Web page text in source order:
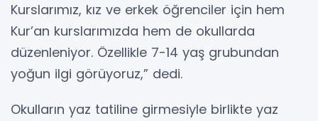
Kurslarımız, kız ve erkek öğrenciler için hem
Kur’an kurslarımızda hem de okullarda
düzenleniyor. Özellikle 7-14 yaş grubundan
yoğun ilgi görüyoruz,” dedi.
Okulların yaz tatiline girmesiyle birlikte yaz